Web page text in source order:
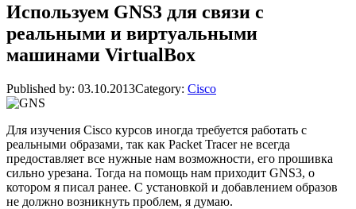
Используем GNS3 для связи с
реальными и виртуальными
машинами VirtualBox
Published by: 03.10.2013Category: Cisco
Для изучения Cisco курсов иногда требуется работать с
реальными образами, так как Packet Tracer не всегда
предоставляет все нужные нам возможности, его прошивка
сильно урезана. Тогда на помощь нам приходит GNS3, о
котором я писал ранее. С установкой и добавлением образов
не должно возникнуть проблем, я думаю.